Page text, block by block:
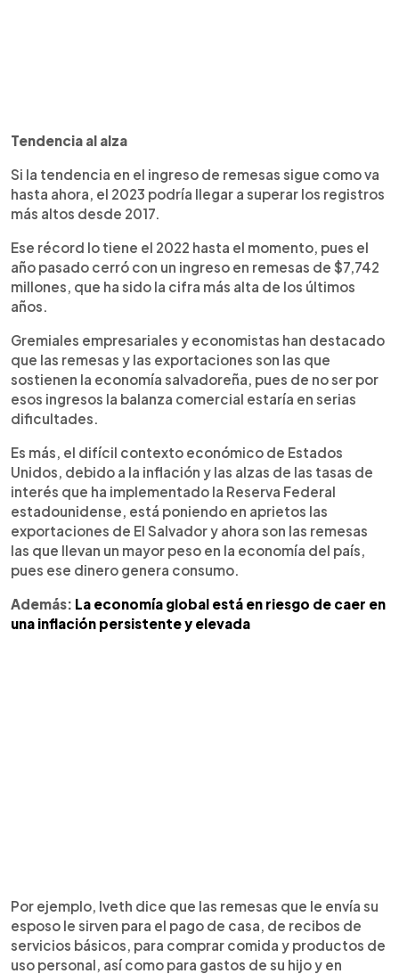
Tendencia al alza
Si la tendencia en el ingreso de remesas sigue como va
hasta ahora, el 2023 podría llegar a superar los registros
más altos desde 2017.
Ese récord lo tiene el 2022 hasta el momento, pues el
año pasado cerró con un ingreso en remesas de $7,742
millones, que ha sido la cifra más alta de los últimos
años.
Gremiales empresariales y economistas han destacado
que las remesas y las exportaciones son las que
sostienen la economía salvadoreña, pues de no ser por
esos ingresos la balanza comercial estaría en serias
dificultades.
Es más, el difícil contexto económico de Estados
Unidos, debido a la inflación y las alzas de las tasas de
interés que ha implementado la Reserva Federal
estadounidense, está poniendo en aprietos las
exportaciones de El Salvador y ahora son las remesas
las que llevan un mayor peso en la economía del país,
pues ese dinero genera consumo.
Además: La economía global está en riesgo de caer en
una inflación persistente y elevada
Por ejemplo, Iveth dice que las remesas que le envía su
esposo le sirven para el pago de casa, de recibos de
servicios básicos, para comprar comida y productos de
uso personal, así como para gastos de su hijo y en